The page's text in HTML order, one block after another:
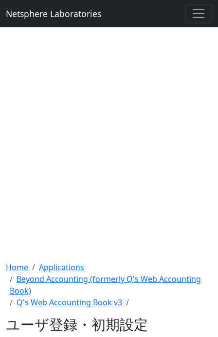
Netsphere Laboratories
Home
Applications
Beyond Accounting (formerly Q's Web Accounting
Book)
Q's Web Accounting Book v3
ユーザ登録・初期設定